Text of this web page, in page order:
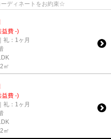
ディネートをお約束☆
益費 -)
礼：1ヶ月
㎡
益費 -)
礼：1ヶ月
㎡